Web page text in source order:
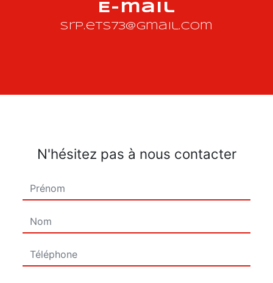
E-mail
srp.ets73@gmail.com
N'hésitez pas à nous contacter